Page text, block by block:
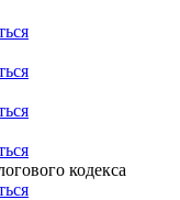
кодекса